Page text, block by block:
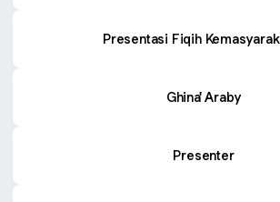
Presentasi Fiqih
Ghina' Araby
Presenter